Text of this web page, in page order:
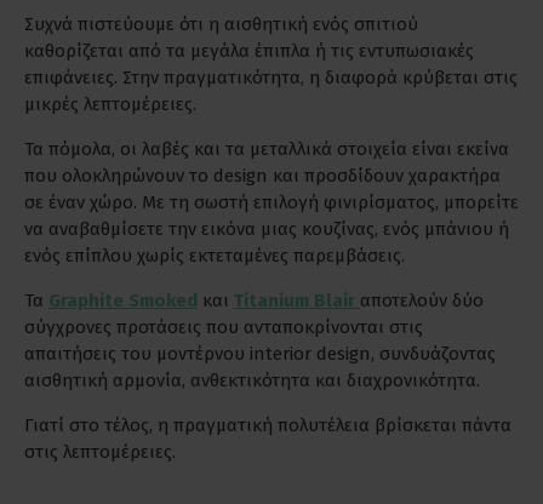
Συχνά πιστεύουμε ότι η αισθητική ενός σπιτιού
καθορίζεται από τα μεγάλα έπιπλα ή τις εντυπωσιακές
επιφάνειες. Στην πραγματικότητα, η διαφορά κρύβεται στις
μικρές λεπτομέρειες.
Τα πόμολα, οι λαβές και τα μεταλλικά στοιχεία είναι εκείνα
που ολοκληρώνουν το design και προσδίδουν χαρακτήρα
σε έναν χώρο. Με τη σωστή επιλογή φινιρίσματος, μπορείτε
να αναβαθμίσετε την εικόνα μιας κουζίνας, ενός μπάνιου ή
ενός επίπλου χωρίς εκτεταμένες παρεμβάσεις.
Τα Graphite Smoked και Titanium Blair αποτελούν δύο
σύγχρονες προτάσεις που ανταποκρίνονται στις
απαιτήσεις του μοντέρνου interior design, συνδυάζοντας
αισθητική αρμονία, ανθεκτικότητα και διαχρονικότητα.
Γιατί στο τέλος, η πραγματική πολυτέλεια βρίσκεται πάντα
στις λεπτομέρειες.